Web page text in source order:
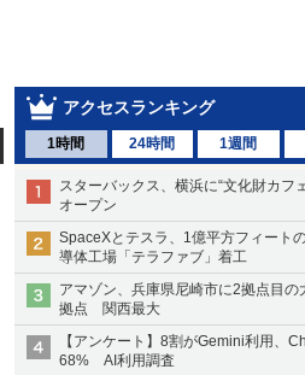
アクセスランキング
1時間 24時間 1週間
スターバックス、横浜に“文化財カフ
オープン
SpaceXとテスラ、1億平方フィート
導体工場「テラファブ」着工
アマゾン、兵庫県尼崎市に2拠点目の
拠点 関西最大
【アンケート】8割がGemini利用、
68% AI利用調査